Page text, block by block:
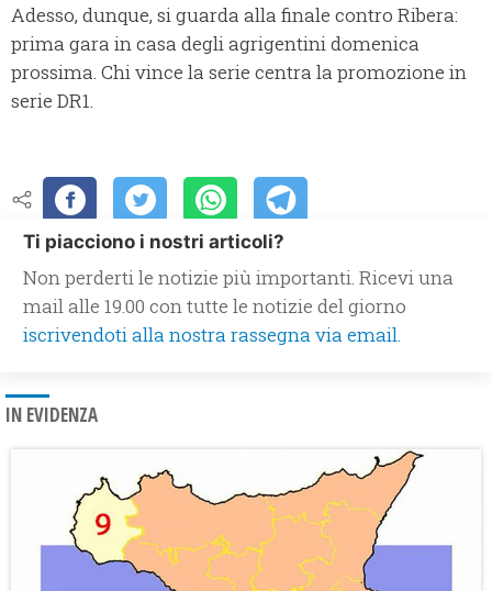
Adesso, dunque, si guarda alla finale contro Ribera:
prima gara in casa degli agrigentini domenica
prossima. Chi vince la serie centra la promozione in
serie DR1.
Ti piacciono i nostri articoli?
Non perderti le notizie più importanti. Ricevi una
mail alle 19.00 con tutte le notizie del giorno
iscrivendoti alla nostra rassegna via email.
IN EVIDENZA